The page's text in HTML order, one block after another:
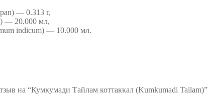
— 0.313 г,
— 20.000 мл,
indicum) — 10.000 мл.
на “Кумкумади Тайлам коттаккал (Kumkumadi Tailam)”